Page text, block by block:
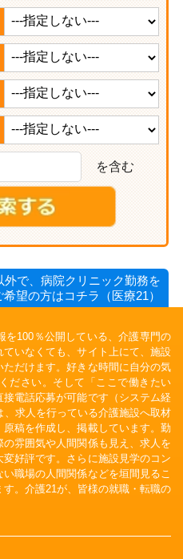
を含む
外で、病院クリニック勤務を
希望の方はコチラ（医療21）
を100％公開している、介護専門の
いなくても、サイト上にて、施設
だけます。好きな時間に自分の気
ださい。そして「ここで働きたい
電話応募が可能です（システム経
求人を行っている介護施設へ取材
稿を作成し、掲載しています。勤
雰囲気や人間関係も見え、求人を
好評です。さらに施設見学のコン
職場の人間関係などを垣間見るこ
。介護21が、皆様の就職・転職の